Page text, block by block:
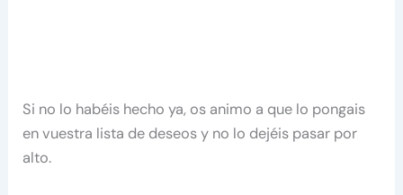
Si no lo habéis hecho ya, os animo a que lo pongais
en vuestra lista de deseos y no lo dejéis pasar por
alto.